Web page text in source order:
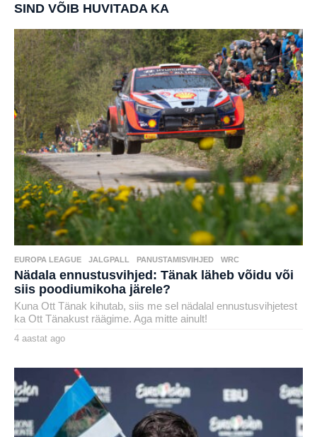
SIND VÕIB HUVITADA KA
EUROPA LEAGUE ,JALGPALL ,PANUSTAMISVIHJED ,WRC
Nädala ennustusvihjed: Tänak läheb võidu või
siis poodiumikoha järele?
Kuna Ott Tänak kihutab, siis me sel nädalal ennustusvihjetest
ka Ott Tänakust räägime. Aga mitte ainult!
karlj
4 aastat ago
s
a
g
o